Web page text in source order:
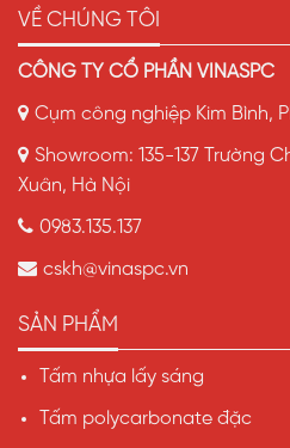
VỀ CHÚNG TÔI
CÔNG TY CỔ PHẦN VINASPC
Cụm công nghiệp Kim Bình,
Showroom: 135-137 Trường
Xuân, Hà Nội
0983.135.137
cskh@vinaspc.vn
SẢN PHẨM
Tấm nhựa lấy sáng
Tấm polycarbonate đặc